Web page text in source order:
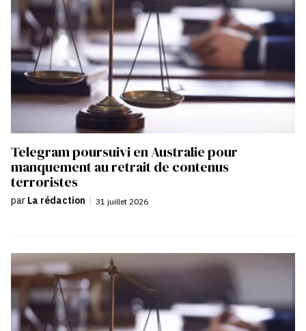
Telegram poursuivi en Australie pour
manquement au retrait de contenus
terroristes
par La rédaction 31 juillet 2026